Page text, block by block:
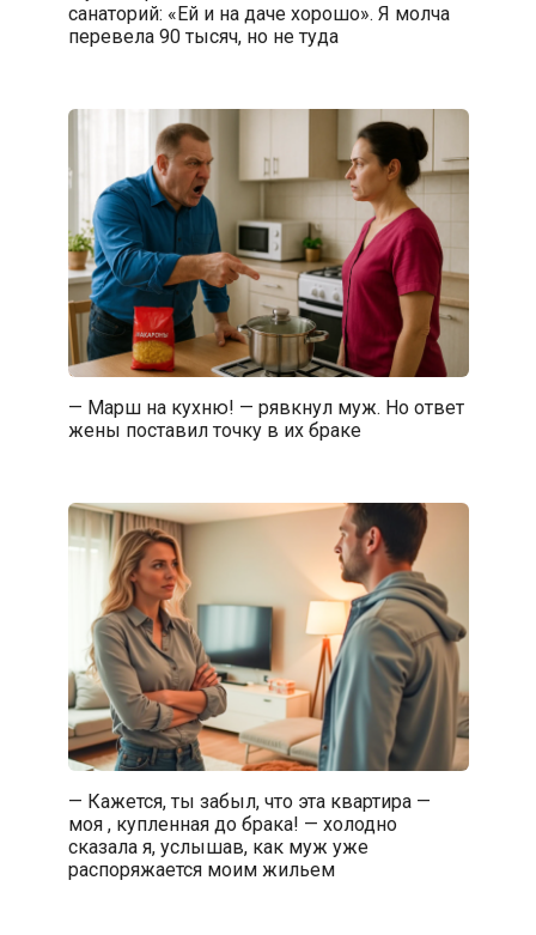
санаторий: «Ей и на даче хорошо». Я молча
перевела 90 тысяч, но не туда
— Марш на кухню! — рявкнул муж. Но ответ
жены поставил точку в их браке
— Кажется, ты забыл, что эта квартира —
моя , купленная до брака! — холодно
сказала я, услышав, как муж уже
распоряжается моим жильем